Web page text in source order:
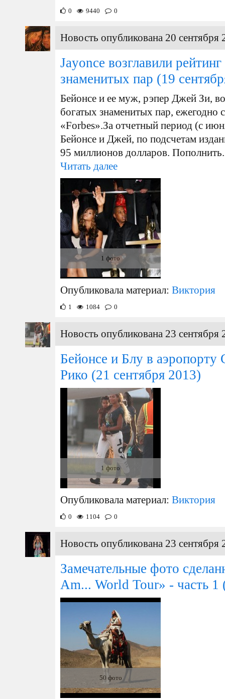
0 9440 0
Новость опубликована 20 сентября
Jayonce возглавили
знаменитых пар (19
Бейонсе и ее муж, рэпер Джей Зи,
богатых знаменитых пар, ежегодно
«Forbes».За отчетный период (с
Бейонсе и Джей, по подсчетам
95 миллионов долларов.
Читать далее
1 фото
Опубликовала материал: Виктория
1 1084 0
Новость опубликована 23 сентября
Бейонсе и Блу в
Рико (21 сентября 2013)
1 фото
Опубликовала материал: Виктория
0 1104 0
Новость опубликована 23 сентября
Замечательные фото
Am... World Tour» - часть 1
50 фото